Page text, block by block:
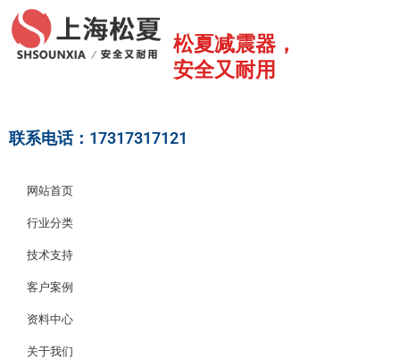
至
松夏减震器，
安全又耐用
联系电话：17317317121
网站首页
行业分类
技术支持
客户案例
资料中心
关于我们